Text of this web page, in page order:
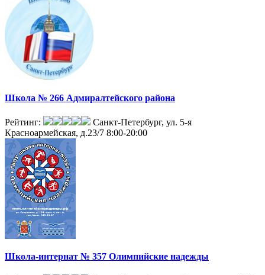
Школа № 266 Адмиралтейского района
Рейтинг:
Санкт-Петербург, ул. 5-я
Красноармейская, д.23/7 8:00-20:00
Школа-интернат № 357 Олимпийские надежды